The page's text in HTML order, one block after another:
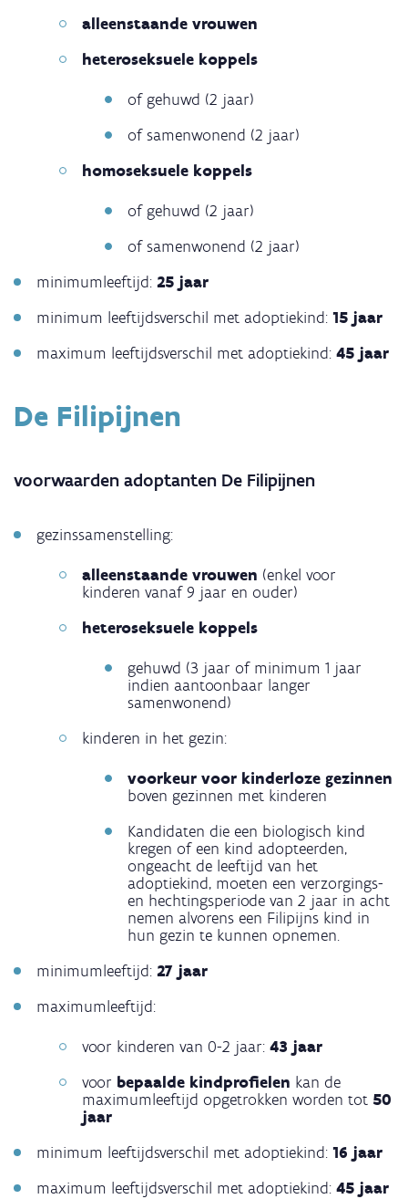
alleenstaande vrouwen
heteroseksuele koppels
of gehuwd (2 jaar)
of samenwonend (2 jaar)
homoseksuele koppels
of gehuwd (2 jaar)
of samenwonend (2 jaar)
minimumleeftijd: 25 jaar
minimum leeftijdsverschil met adoptiekind: 15 jaar
maximum leeftijdsverschil met adoptiekind: 45 jaar
De Filipijnen
voorwaarden adoptanten De Filipijnen
gezinssamenstelling:
alleenstaande vrouwen (enkel voor
kinderen vanaf 9 jaar en ouder)
heteroseksuele koppels
gehuwd (3 jaar of minimum 1 jaar
indien aantoonbaar langer
samenwonend)
kinderen in het gezin:
voorkeur voor kinderloze gezinnen
boven gezinnen met kinderen
Kandidaten die een biologisch kind
kregen of een kind adopteerden,
ongeacht de leeftijd van het
adoptiekind, moeten een verzorgings-
en hechtingsperiode van 2 jaar in acht
nemen alvorens een Filipijns kind in
hun gezin te kunnen opnemen.
minimumleeftijd: 27 jaar
maximumleeftijd:
voor kinderen van 0-2 jaar: 43 jaar
voor bepaalde kindprofielen kan de
maximumleeftijd opgetrokken worden tot 50
jaar
minimum leeftijdsverschil met adoptiekind: 16 jaar
maximum leeftijdsverschil met adoptiekind: 45 jaar